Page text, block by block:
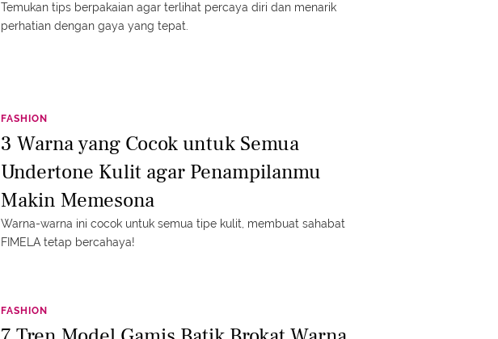
Temukan tips berpakaian agar terlihat percaya diri dan menarik
perhatian dengan gaya yang tepat.
FASHION
3 Warna yang Cocok untuk Semua
Undertone Kulit agar Penampilanmu
Makin Memesona
Warna-warna ini cocok untuk semua tipe kulit, membuat sahabat
FIMELA tetap bercahaya!
FASHION